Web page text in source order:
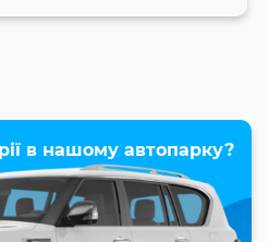
в нашому автопарку?